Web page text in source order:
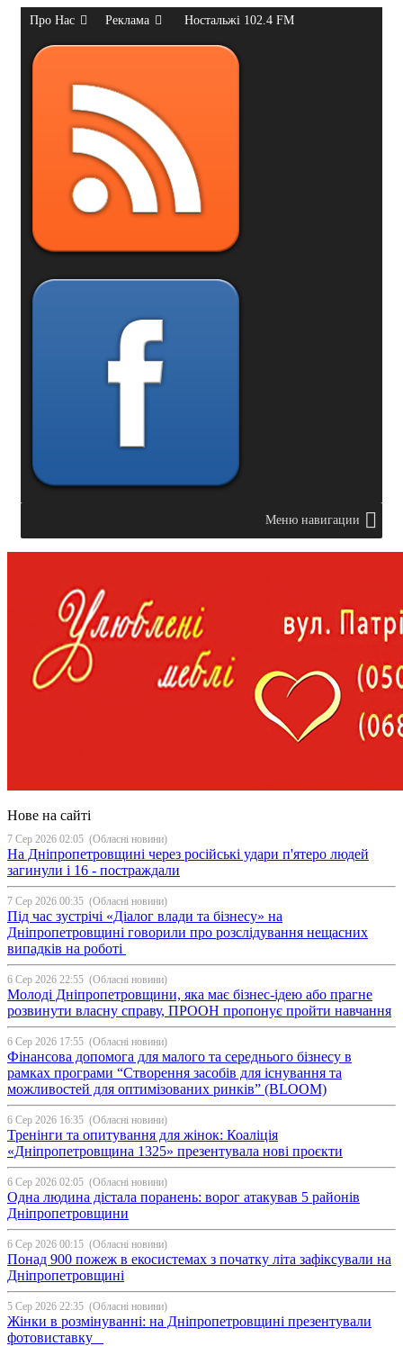
Про Нас Реклама Ностальжі 102.4 FM
Меню навигации
Нове на сайті
7 Сер 2026 02:05 (Обласні новини)
На Дніпропетровщині через російські удари п'ятеро людей
загинули і 16 - постраждали
7 Сер 2026 00:35 (Обласні новини)
Під час зустрічі «Діалог влади та бізнесу» на
Дніпропетровщині говорили про розслідування нещасних
випадків на роботі
6 Сер 2026 22:55 (Обласні новини)
Молоді Дніпропетровщини, яка має бізнес-ідею або прагне
розвинути власну справу, ПРООН пропонує пройти навчання
6 Сер 2026 17:55 (Обласні новини)
Фінансова допомога для малого та середнього бізнесу в
рамках програми “Створення засобів для існування та
можливостей для оптимізованих ринків” (BLOOM)
6 Сер 2026 16:35 (Обласні новини)
Тренінги та опитування для жінок: Коаліція
«Дніпропетровщина 1325» презентувала нові проєкти
6 Сер 2026 02:05 (Обласні новини)
Одна людина дістала поранень: ворог атакував 5 районів
Дніпропетровщини
6 Сер 2026 00:15 (Обласні новини)
Понад 900 пожеж в екосистемах з початку літа зафіксували на
Дніпропетровщині
5 Сер 2026 22:35 (Обласні новини)
Жінки в розмінуванні: на Дніпропетровщині презентували
фотовиставку